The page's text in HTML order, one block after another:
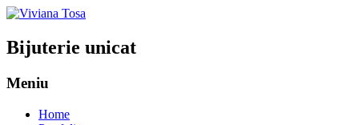
Bijuterie unicat
Meniu
Home